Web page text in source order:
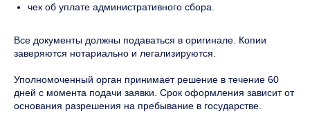
чек об уплате административного сбора.
Все документы должны подаваться в оригинале. Копии
заверяются нотариально и легализируются.
Уполномоченный орган принимает решение в течение 60
дней с момента подачи заявки. Срок оформления зависит от
основания разрешения на пребывание в государстве.